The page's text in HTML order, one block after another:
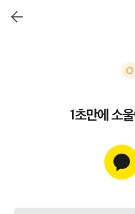
뒤로가기
1초만에 소